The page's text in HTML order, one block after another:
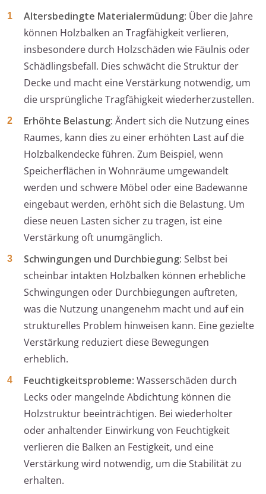
Altersbedingte Materialermüdung: Über die Jahre
können Holzbalken an Tragfähigkeit verlieren,
insbesondere durch Holzschäden wie Fäulnis oder
Schädlingsbefall. Dies schwächt die Struktur der
Decke und macht eine Verstärkung notwendig, um
die ursprüngliche Tragfähigkeit wiederherzustellen.
Erhöhte Belastung: Ändert sich die Nutzung eines
Raumes, kann dies zu einer erhöhten Last auf die
Holzbalkendecke führen. Zum Beispiel, wenn
Speicherflächen in Wohnräume umgewandelt
werden und schwere Möbel oder eine Badewanne
eingebaut werden, erhöht sich die Belastung. Um
diese neuen Lasten sicher zu tragen, ist eine
Verstärkung oft unumgänglich.
Schwingungen und Durchbiegung: Selbst bei
scheinbar intakten Holzbalken können erhebliche
Schwingungen oder Durchbiegungen auftreten,
was die Nutzung unangenehm macht und auf ein
strukturelles Problem hinweisen kann. Eine gezielte
Verstärkung reduziert diese Bewegungen
erheblich.
Feuchtigkeitsprobleme: Wasserschäden durch
Lecks oder mangelnde Abdichtung können die
Holzstruktur beeinträchtigen. Bei wiederholter
oder anhaltender Einwirkung von Feuchtigkeit
verlieren die Balken an Festigkeit, und eine
Verstärkung wird notwendig, um die Stabilität zu
erhalten.